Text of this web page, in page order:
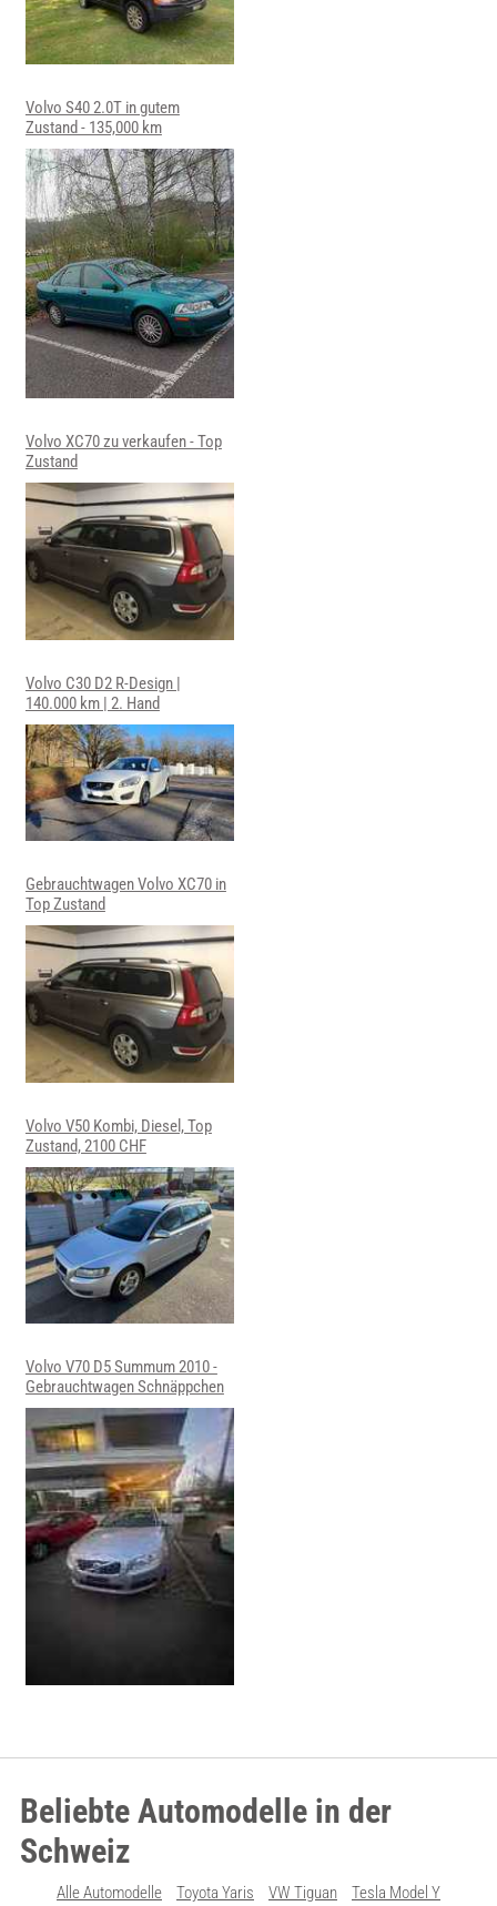
Volvo S40 2.0T in gutem
Zustand - 135,000 km
Volvo XC70 zu verkaufen - Top
Zustand
Volvo C30 D2 R-Design |
140.000 km | 2. Hand
Gebrauchtwagen Volvo XC70 in
Top Zustand
Volvo V50 Kombi, Diesel, Top
Zustand, 2100 CHF
Volvo V70 D5 Summum 2010 -
Gebrauchtwagen Schnäppchen
Beliebte Automodelle in der
Schweiz
Alle Automodelle Toyota Yaris VW Tiguan Tesla Model Y